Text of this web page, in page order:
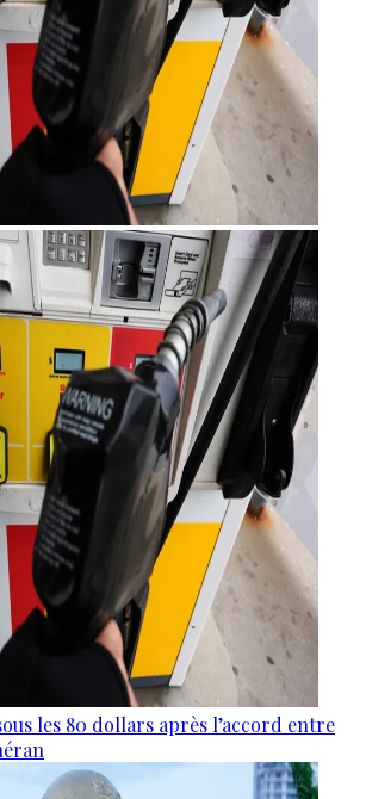
les 80 dollars après l’accord entre